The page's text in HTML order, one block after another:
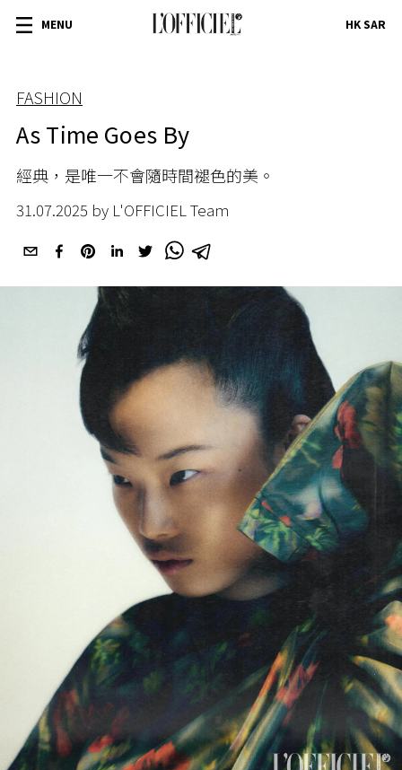
MENU HK SAR
FASHION
As Time Goes By
經典，是唯一不會隨時間褪色的美。
31.07.2025 by L'OFFICIEL Team